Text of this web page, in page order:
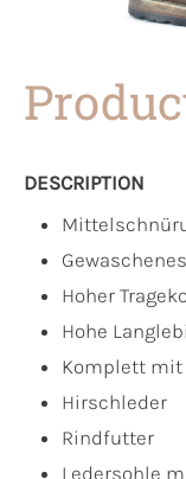
DESCRIPTION
Hoher
Hohe
Komplett mit
Hirschleder
Rindfutter
Ledersohle